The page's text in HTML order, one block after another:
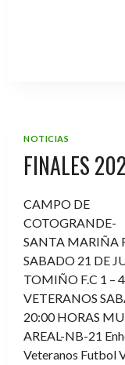
NOTICIAS
FINALES
CAMPO DE
COTOGRANDE-
SANTA MARIÑA
SABADO 21 DE
TOMIÑO F.C 1 –
VETERANOS
20:00 HORAS
AREAL-NB-21
Veteranos Futbol